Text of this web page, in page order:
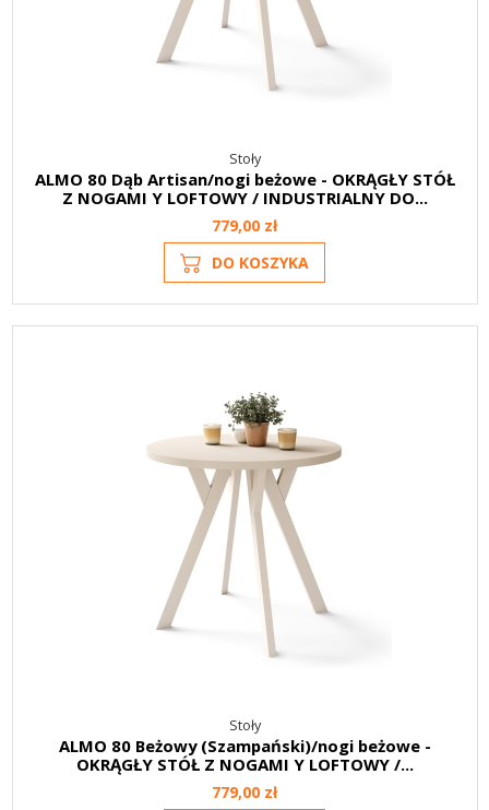
Stoły
ALMO 80 Dąb Artisan/nogi beżowe - OKRĄGŁY STÓŁ
Z NOGAMI Y LOFTOWY / INDUSTRIALNY DO...
779,00 zł
DO KOSZYKA
Stoły
ALMO 80 Beżowy (Szampański)/nogi beżowe -
OKRĄGŁY STÓŁ Z NOGAMI Y LOFTOWY /...
779,00 zł